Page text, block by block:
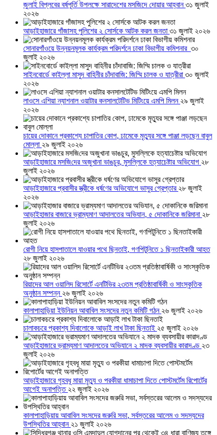
জুলাই বিপ্লবের বর্ষপূর্তি উপলক্ষে সারাদেশের মসজিদে দোয়ার আহ্বান৩১ জুলাই
২০২৬
আড়াইহাজারে গাঁজাসহ পুলিশের ২ সোর্সকে আটক করল জনতা ৩১ জুলাই ২০২৬
সোনারগাঁওয়ে উন্নয়নমূলক কার্যক্রম পরিদর্শনে ঢাকা বিভাগীয় কমিশনার ৩০
জুলাই ২০২৬
সাইনবোর্ডে কাইল্লা মাসুদ বাহিনীর চাঁদাবাজি: জিম্মি চালক ও যাত্রীরা ৩০ জুলাই
২০২৬
লাওসে এশিয়া ন্যাশনাল ওয়াটার কনসালটেটিভ মিটিংয়ে এমপি মিলন ২৯ জুলাই
২০২৬
চায়ের দোকানে প্রকাশ্যে চাপাতির কোপ, ঢামেকে মৃত্যুর সঙ্গে পাঞ্জা লড়ছেন বাবুল
মোল্লা ২৯ জুলাই ২০২৬
আড়াইহাজারে মস‌জি‌দের অজুখানা ভাঙচুর, মুসল্লিকে হত্যাচেষ্টার অভিযোগ ২৮
জুলাই ২০২৬
আড়াইহাজারে প্রবাসীর স্ত্রীকে ধর্ষণের অভিযোগে ভাসুর গ্রেপ্তার ২৮ জুলাই
২০২৬
আড়াইহাজার বাজারে ভ্রাম্যমাণ আদালতের অভিযান, ৫ দোকানিকে জরিমানা ২৮
জুলাই ২০২৬
রোগী নিয়ে হাসপাতালে যাওয়ার পথে ছিনতাই, গণপিটুনিতে ১ ছিনতাইকারী আহত
২৮ জুলাই ২০২৬
রিয়াদের আল ওয়ালিদ রিসোর্টে এনটিভির ২৩তম প্রতিষ্ঠাবার্ষিকী ও সাংস্কৃতিক
অনুষ্ঠান সম্পন্ন ২৬ জুলাই ২০২৬
কালাপাহাড়িয়া ইউনিয়ন আবাবিল সংসদের নতুন কমিটি গঠন ২৬ জুলাই ২০২৬
চালাকচরে প্রকাশ্য দিবালোকে আড়াই লাখ টাকা ছিনতাই ২৫ জুলাই ২০২৬
আড়াইহাজারে ভ্রাম্যমাণ আদালতের অভিযানে ২ মাদক ব্যবসায়ীর কারাদণ্ড ২৩
জুলাই ২০২৬
আড়াইহাজারে গৃহবধূ মায়া মৃত্যু ও পরকীয়া ধামাচাপা দিতে পোস্টমর্টেম রিপোর্টের
আগেই অনাপত্তি ২২ জুলাই ২০২৬
কালাপাহাড়িয়ায় আবাবিল সংসদের জরুরি সভা, সর্বস্তরের আলেম ও সদস্যদের
উপস্থিতির আহ্বান ২১ জুলাই ২০২৬